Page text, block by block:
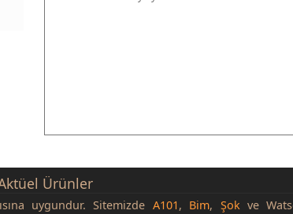
Ürünler
uygundur. Sitemizde A101, Bim, Şokve